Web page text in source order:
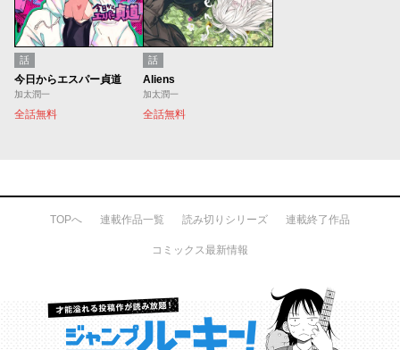
話
今日からエスパー貞道
加太潤一
全話無料
話
Aliens
加太潤一
全話無料
TOPへ 連載作品一覧 読み切りシリーズ 連載終了作品
コミックス最新情報